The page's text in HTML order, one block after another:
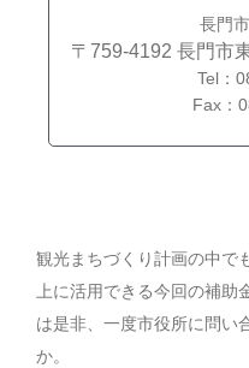
長門
〒759-4192 長門市
Tel：
Fax：
観光まちづくり計画の中で
上に活用できる今回の補
は是非、一度市役所に問い
か。